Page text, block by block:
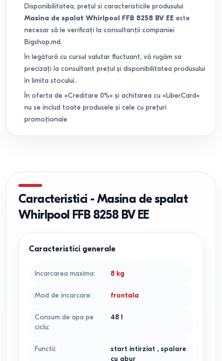
Disponibilitatea, prețul si caracteristicile produsului
Masina de spalat Whirlpool FFB 8258 BV EE este
necesar să le verificați la consultanții companiei
Bigshop.md.
În legătură cu cursul valutar fluctuant, vă rugăm sa
precizați la consultant prețul și disponibilitatea produsului
în limita stocului.
În oferta de «Creditare 0%» și achitarea cu «LiberCard»
nu se includ toate produsele și cele cu prețuri
promoționale
Caracteristici - Masina de spalat
Whirlpool FFB 8258 BV EE
Caracteristici generale
Incarcarea maxima: 8kg
Mod de incarcare: frontala
Consum de apa pe
ciclu:
48l
Functii: start intirziat , spalare
cu abur